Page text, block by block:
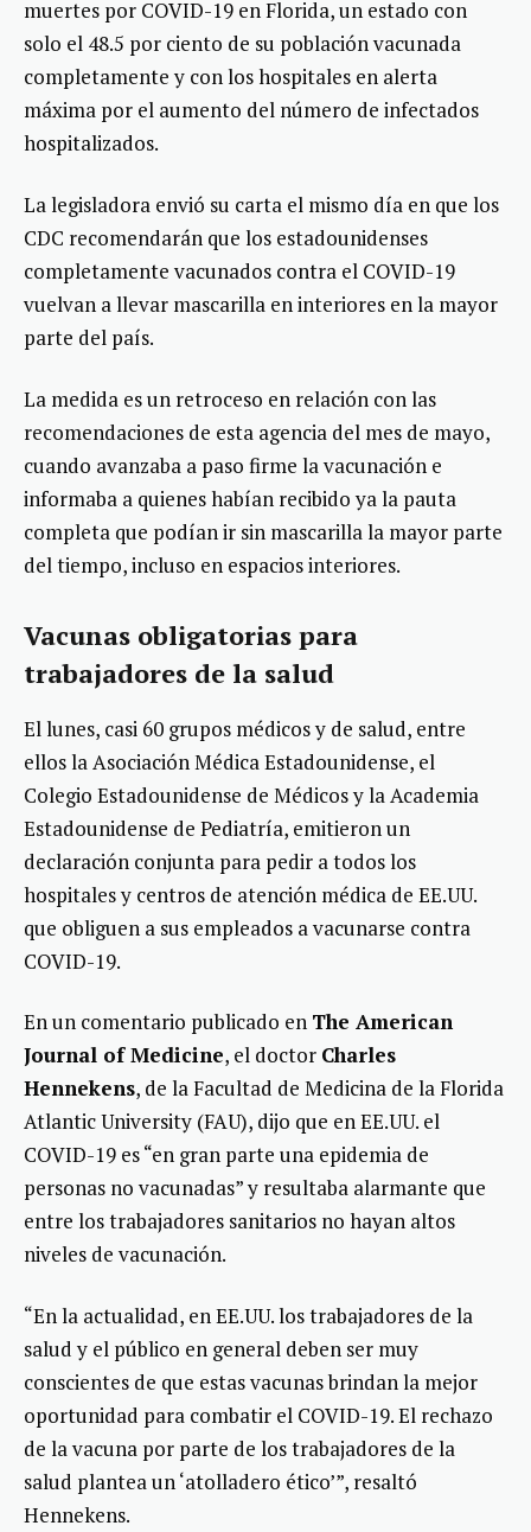
muertes por COVID-19 en Florida, un estado con
solo el 48.5 por ciento de su población vacunada
completamente y con los hospitales en alerta
máxima por el aumento del número de infectados
hospitalizados.
La legisladora envió su carta el mismo día en que los
CDC recomendarán que los estadounidenses
completamente vacunados contra el COVID-19
vuelvan a llevar mascarilla en interiores en la mayor
parte del país.
La medida es un retroceso en relación con las
recomendaciones de esta agencia del mes de mayo,
cuando avanzaba a paso firme la vacunación e
informaba a quienes habían recibido ya la pauta
completa que podían ir sin mascarilla la mayor parte
del tiempo, incluso en espacios interiores.
Vacunas obligatorias para
trabajadores de la salud
El lunes, casi 60 grupos médicos y de salud, entre
ellos la Asociación Médica Estadounidense, el
Colegio Estadounidense de Médicos y la Academia
Estadounidense de Pediatría, emitieron un
declaración conjunta para pedir a todos los
hospitales y centros de atención médica de EE.UU.
que obliguen a sus empleados a vacunarse contra
COVID-19.
En un comentario publicado en The American
Journal of Medicine, el doctor Charles
Hennekens, de la Facultad de Medicina de la Florida
Atlantic University (FAU), dijo que en EE.UU. el
COVID-19 es “en gran parte una epidemia de
personas no vacunadas” y resultaba alarmante que
entre los trabajadores sanitarios no hayan altos
niveles de vacunación.
“En la actualidad, en EE.UU. los trabajadores de la
salud y el público en general deben ser muy
conscientes de que estas vacunas brindan la mejor
oportunidad para combatir el COVID-19. El rechazo
de la vacuna por parte de los trabajadores de la
salud plantea un ‘atolladero ético’”, resaltó
Hennekens.